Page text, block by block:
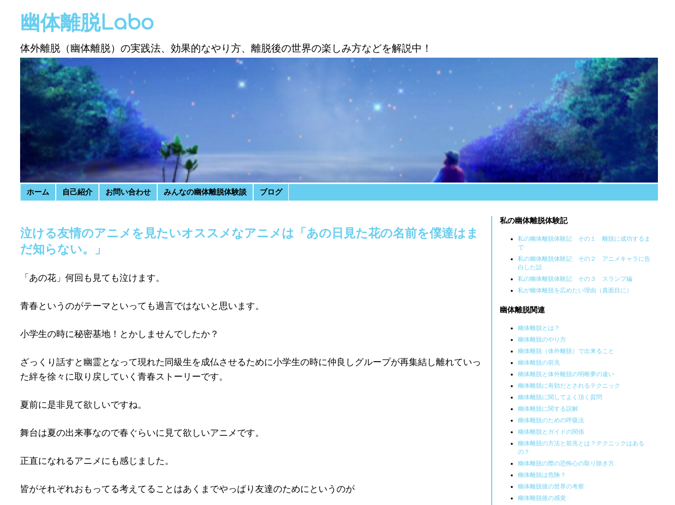
幽体離脱Labo
体外離脱（幽体離脱）の実践法、効果的なやり方、離脱後の世界の楽しみ方などを解説中！
Skip to content
ホーム 自己紹介 お問い合わせ みんなの幽体離脱体験談 ブログ
泣ける友情のアニメを見たいオススメなアニメは「あの日見た花の名前を僕達はま
だ知らない。」
「あの花」何回も見ても泣けます。
青春というのがテーマといっても過言ではないと思います。
小学生の時に秘密基地！とかしませんでしたか？
ざっくり話すと幽霊となって現れた同級生を成仏させるために小学生の時に仲良しグループが再集結し離れていっ
た絆を徐々に取り戻していく青春ストーリーです。
夏前に是非見て欲しいですね。
舞台は夏の出来事なので春ぐらいに見て欲しいアニメです。
正直になれるアニメにも感じました。
皆がそれぞれおもってる考えてることはあくまでやっぱり友達のためにというのが
私の幽体離脱体験記
私の幽体離脱体験記 その１ 離脱に成功するま
で
私の幽体離脱体験記 その２ アニメキャラに告
白した話
私の幽体離脱体験記 その３ スランプ編
私が幽体離脱を広めたい理由（真面目に）
幽体離脱関連
幽体離脱とは？
幽体離脱のやり方
幽体離脱（体外離脱）で出来ること
幽体離脱の前兆
幽体離脱と体外離脱の明晰夢の違い
幽体離脱に有効だとされるテクニック
幽体離脱に関してよく頂く質問
幽体離脱に関する誤解
幽体離脱のための呼吸法
幽体離脱とガイドの関係
幽体離脱の方法と前兆とは？テクニックはある
の？
幽体離脱の際の恐怖心の取り除き方
幽体離脱は危険？
幽体離脱後の世界の考察
幽体離脱後の感覚